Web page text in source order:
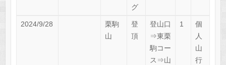
グ
2024/9/28
栗駒
山
登
頂
登山口
⇒東栗
駒コー
ス⇒山
1
個
人
山
行